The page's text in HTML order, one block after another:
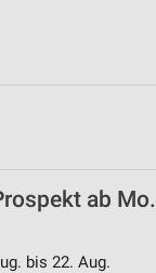
ab Mo.
bis 22. Aug.